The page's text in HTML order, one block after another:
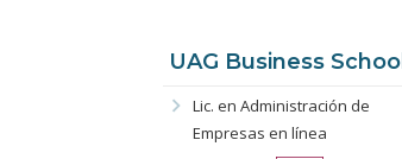
UAG Business School
chevron_right
Lic. en Administración de
Empresas en línea